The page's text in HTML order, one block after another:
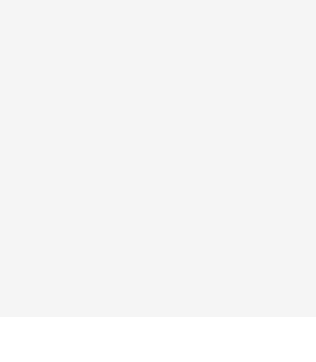
----------------------------------------------------------------